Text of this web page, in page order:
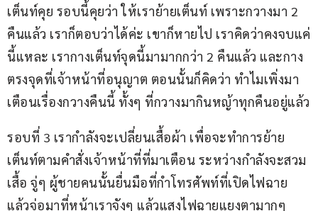
เต็นท์คุย รอบนี้คุยว่า ให้เราย้ายเต็นท์ เพราะกวางมา 2
คืนแล้ว เราก็ตอบว่าได้ค่ะ เขาก็หายไป เราคิดว่าคงจบแค่
นี้แหละ เรากางเต็นท์จุดนี้มามากกว่า 2 คืนแล้ว และกาง
ตรงจุดที่เจ้าหน้าที่อนุญาต ตอนนั้นก็คิดว่า ทำไมเพิ่งมา
เตือนเรื่องกวางคืนนี้ ทั้งๆ ที่กวางมากินหญ้าทุกคืนอยู่แล้ว
รอบที่ 3 เรากำลังจะเปลี่ยนเสื้อผ้า เพื่อจะทำการย้าย
เต็นท์ตามคำสั่งเจ้าหน้าที่ที่มาเตือน ระหว่างกำลังจะสวม
เสื้อ จู่ๆ ผู้ชายคนนั้นยื่นมือที่กำโทรศัพท์ที่เปิดไฟฉาย
แล้วจ่อมาที่หน้าเราจังๆ แล้วแสงไฟฉายแยงตามากๆ